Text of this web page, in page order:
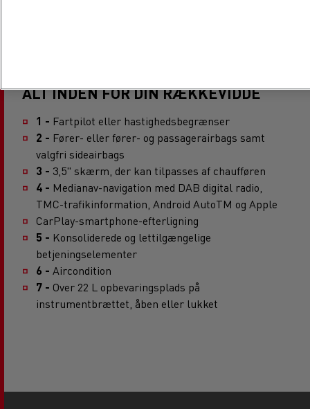
ALT INDEN FOR DIN RÆKKEVIDDE
1 - Fartpilot eller hastighedsbegrænser
2 - Fører- eller fører- og passagerairbags samt
valgfri sideairbags
3 - 3,5" skærm, der kan tilpasses af chaufføren
4 - Medianav-navigation med DAB digital radio,
TMC-trafikinformation, Android AutoTM og Apple
CarPlay-smartphone-efterligning
5 - Konsoliderede og lettilgængelige
betjeningselementer
6 - Aircondition
7 - Over 22 L opbevaringsplads på
instrumentbrættet, åben eller lukket